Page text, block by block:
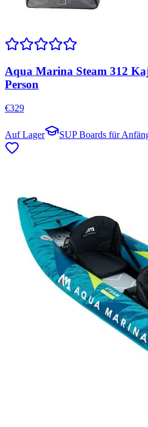
Aqua Marina Steam 312
Person
€329
Auf Lager SUP Boards für